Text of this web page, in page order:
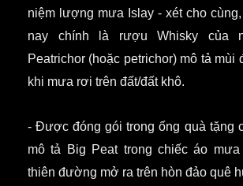
niệm lượng mưa Islay - xét cho
nay chính là rượu Whisky của
Peatrichor (hoặc petrichor) mô tả mùi
khi mưa rơi trên đất/đất khô.
- Được đóng gói trong ống quà tặng
mô tả Big Peat trong chiếc áo
thiên đường mở ra trên hòn đảo quê